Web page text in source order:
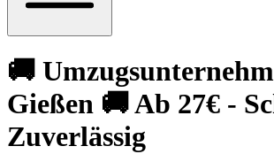
🚚
Gießen 🚚 Ab 27€ -
Zuverlässig‎